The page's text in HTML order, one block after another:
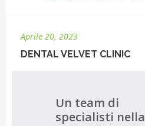
Aprile 20, 2023
DENTAL VELVET CLINIC
Un team di
specialisti nella